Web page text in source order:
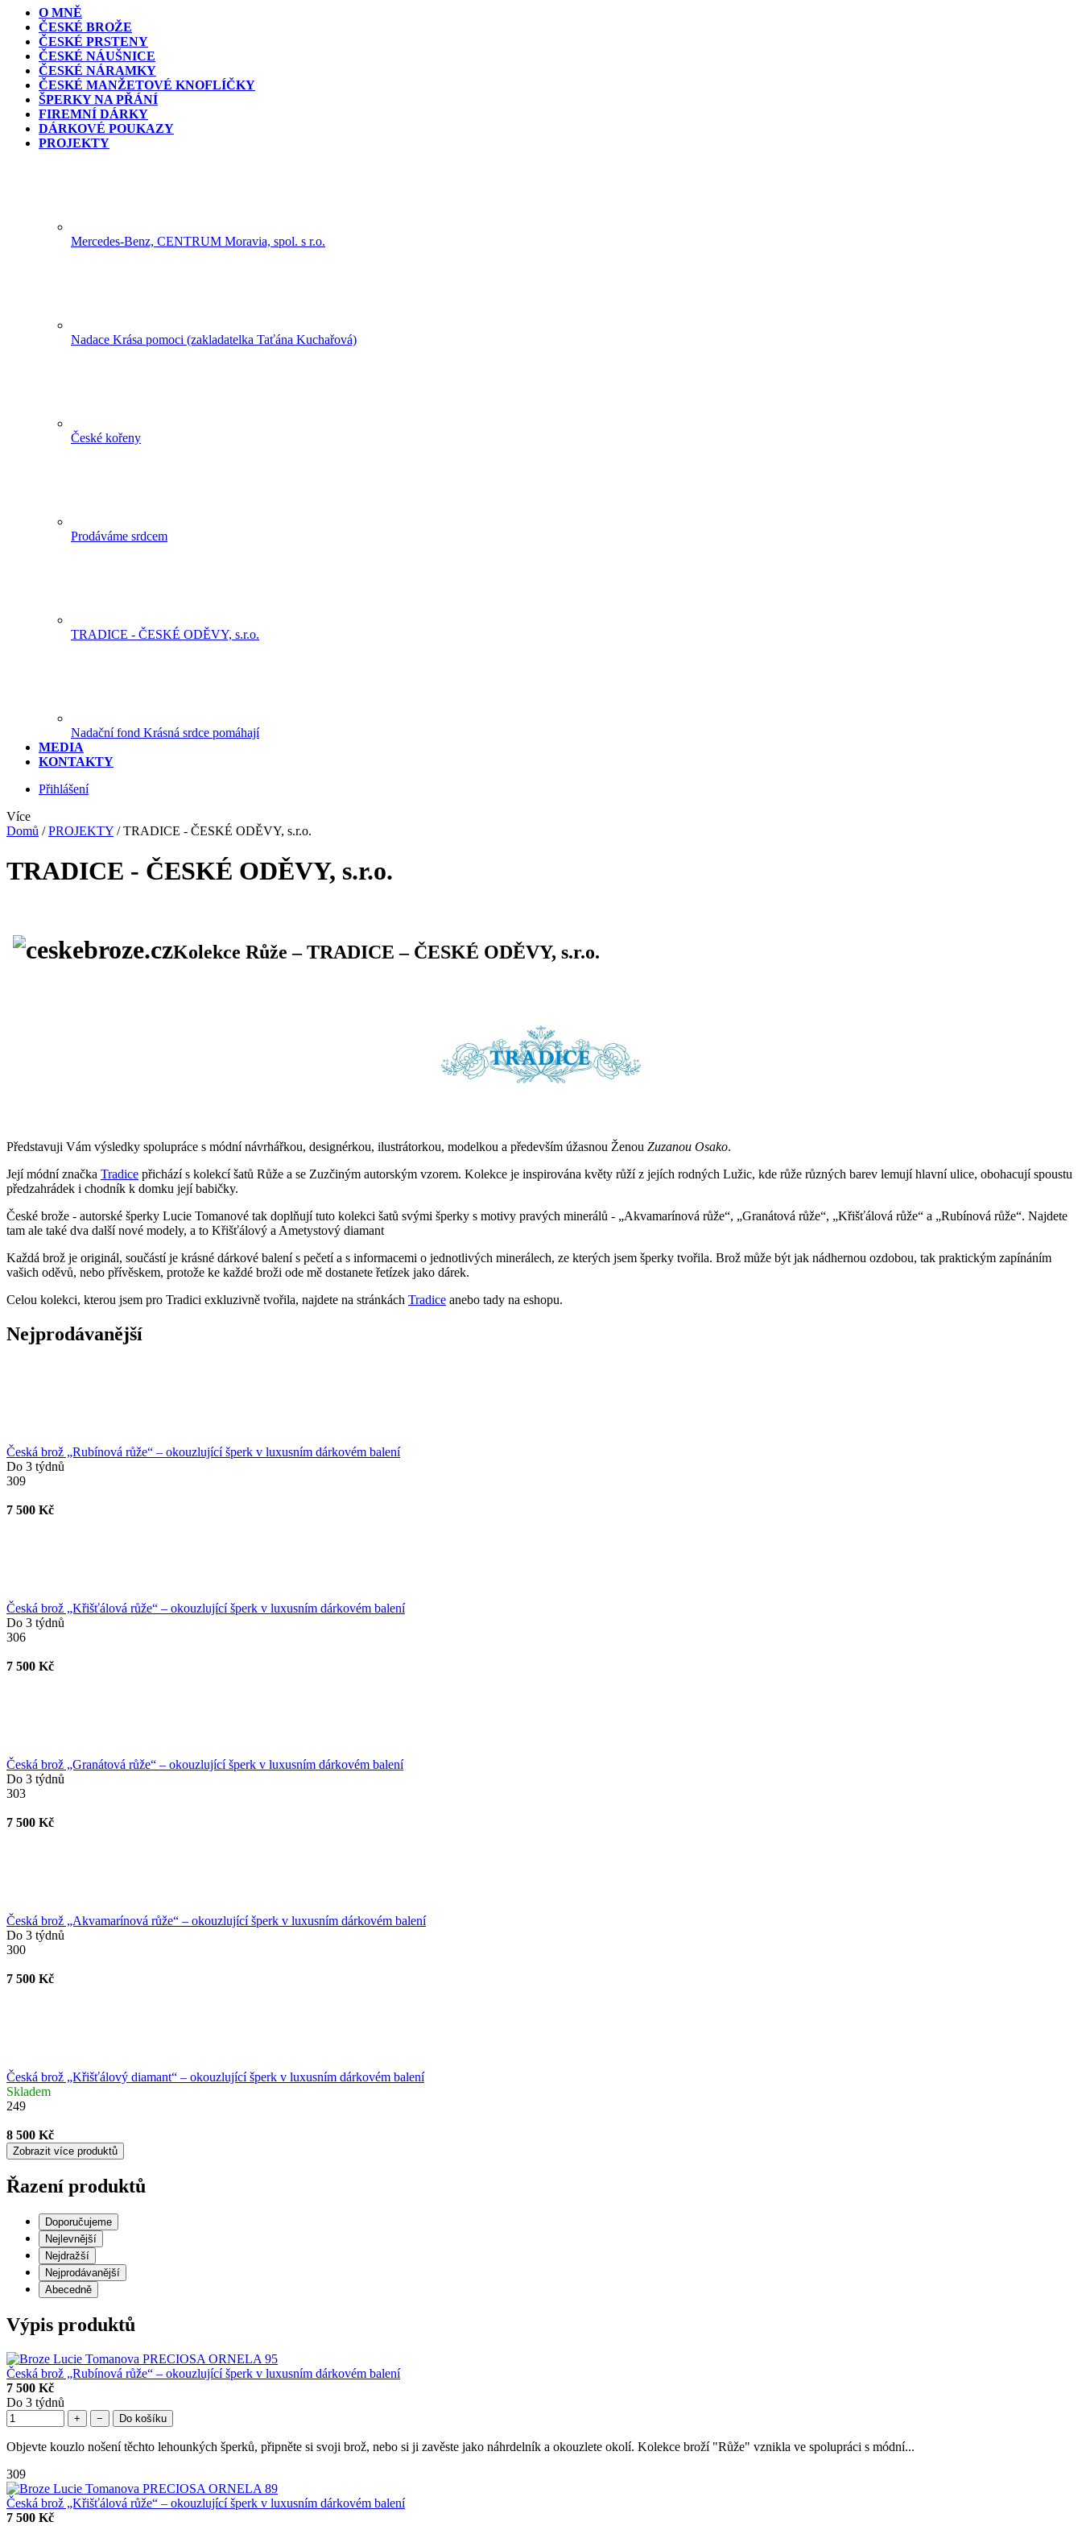
O MNĚ
ČESKÉ BROŽE
ČESKÉ PRSTENY
ČESKÉ NÁUŠNICE
ČESKÉ NÁRAMKY
ČESKÉ MANŽETOVÉ KNOFLÍČKY
ŠPERKY NA PŘÁNÍ
FIREMNÍ DÁRKY
DÁRKOVÉ POUKAZY
PROJEKTY
Mercedes-Benz, CENTRUM Moravia, spol. s r.o.
Nadace Krása pomoci (zakladatelka Taťána Kuchařová)
České kořeny
Prodáváme srdcem
TRADICE - ČESKÉ ODĚVY, s.r.o.
Nadační fond Krásná srdce pomáhají
MEDIA
KONTAKTY
Přihlášení
Více
Domů / PROJEKTY / TRADICE - ČESKÉ ODĚVY, s.r.o.
TRADICE - ČESKÉ ODĚVY, s.r.o.
Kolekce Růže – TRADICE – ČESKÉ ODĚVY, s.r.o.
Představuji Vám výsledky spolupráce s módní návrhářkou, designérkou, ilustrátorkou, modelkou a především úžasnou Ženou Zuzanou Osako.
Její módní značka Tradice přichází s kolekcí šatů Růže a se Zuzčiným autorským vzorem. Kolekce je inspirována květy růží z jejích rodných Lužic, kde růže různých barev lemují hlavní ulice, obohacují spoustu
předzahrádek i chodník k domku její babičky.
České brože - autorské šperky Lucie Tomanové tak doplňují tuto kolekci šatů svými šperky s motivy pravých minerálů - „Akvamarínová růže“, „Granátová růže“, „Křišťálová růže“ a „Rubínová růže“. Najdete
tam ale také dva další nové modely, a to Křišťálový a Ametystový diamant
Každá brož je originál, součástí je krásné dárkové balení s pečetí a s informacemi o jednotlivých minerálech, ze kterých jsem šperky tvořila. Brož může být jak nádhernou ozdobou, tak praktickým zapínáním
vašich oděvů, nebo přívěskem, protože ke každé broži ode mě dostanete řetízek jako dárek.
Celou kolekci, kterou jsem pro Tradici exkluzivně tvořila, najdete na stránkách Tradice anebo tady na eshopu.
Nejprodávanější
Česká brož „Rubínová růže“ – okouzlující šperk v luxusním dárkovém balení
Do 3 týdnů
309
7 500 Kč
Česká brož „Křišťálová růže“ – okouzlující šperk v luxusním dárkovém balení
Do 3 týdnů
306
7 500 Kč
Česká brož „Granátová růže“ – okouzlující šperk v luxusním dárkovém balení
Do 3 týdnů
303
7 500 Kč
Česká brož „Akvamarínová růže“ – okouzlující šperk v luxusním dárkovém balení
Do 3 týdnů
300
7 500 Kč
Česká brož „Křišťálový diamant“ – okouzlující šperk v luxusním dárkovém balení
Skladem
249
8 500 Kč
Zobrazit více produktů
Řazení produktů
Doporučujeme
Nejlevnější
Nejdražší
Nejprodávanější
Abecedně
Výpis produktů
Česká brož „Rubínová růže“ – okouzlující šperk v luxusním dárkovém balení
7 500 Kč
Do 3 týdnů
+ − Do košíku
Objevte kouzlo nošení těchto lehounkých šperků, připněte si svoji brož, nebo si ji zavěste jako náhrdelník a okouzlete okolí. Kolekce broží "Růže" vznikla ve spolupráci s módní...
309
Česká brož „Křišťálová růže“ – okouzlující šperk v luxusním dárkovém balení
7 500 Kč